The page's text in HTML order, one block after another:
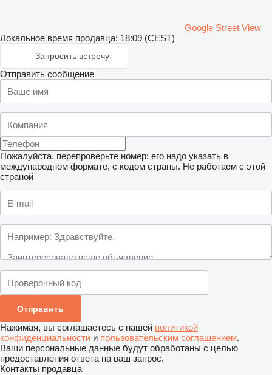
Google Street View
Локальное время продавца: 18:09 (CEST)
Запросить встречу
Отправить сообщение
Пожалуйста, перепроверьте номер: его надо указать в
международном формате, с кодом страны. Не работаем с этой
страной
Нажимая, вы соглашаетесь с нашей политикой
конфиденциальности и пользовательским соглашением.
Ваши персональные данные будут обработаны с целью
предоставления ответа на ваш запрос.
Контакты продавца